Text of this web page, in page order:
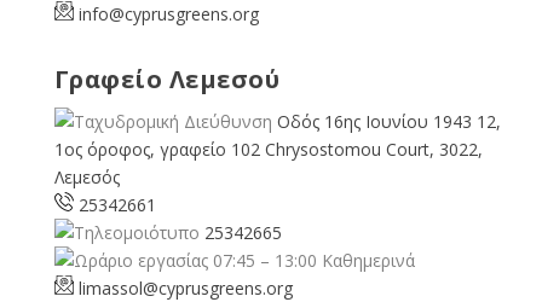
info@cyprusgreens.org
Γραφείο Λεμεσού
Οδός 16ης Ιουνίου 1943 12,
1ος όροφος, γραφείο 102 Chrysostomou Court, 3022,
Λεμεσός
25342661
25342665
07:45 – 13:00 Καθημερινά
limassol@cyprusgreens.org